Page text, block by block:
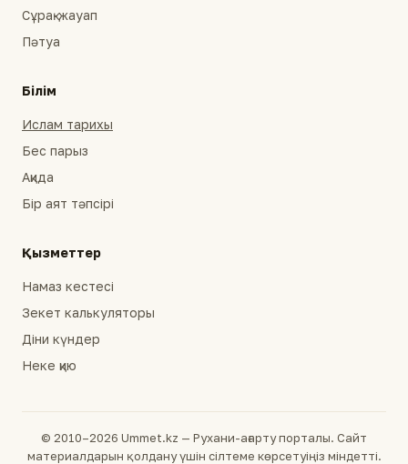
Сұрақ-жауап
Пәтуа
Білім
Ислам тарихы
Бес парыз
Ақида
Бір аят тәпсірі
Қызметтер
Намаз кестесі
Зекет калькуляторы
Діни күндер
Неке қию
© 2010–2026 Ummet.kz — Рухани-ағарту порталы. Сайт
материалдарын қолдану үшін сілтеме көрсетуіңіз міндетті.